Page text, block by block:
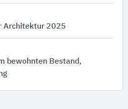
Architektur 2025
bewohnten Bestand,